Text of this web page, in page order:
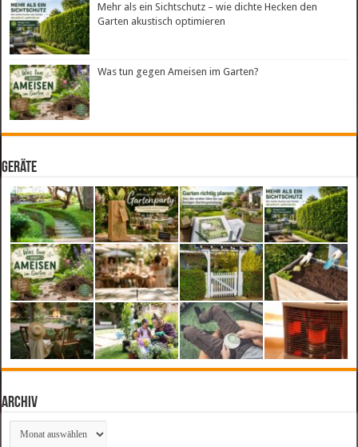
Mehr als ein Sichtschutz – wie dichte Hecken den
Garten akustisch optimieren
Was tun gegen Ameisen im Garten?
Geräte
Archiv
Archiv